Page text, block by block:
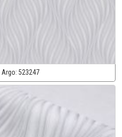
Argo: 523247